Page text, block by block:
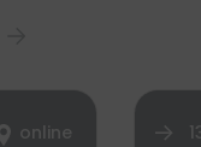
online